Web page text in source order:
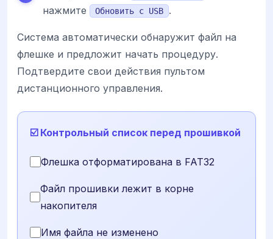
нажмите
Обновить с USB .
Система автоматически обнаружит файл на
флешке и предложит начать процедуру.
Подтвердите свои действия пультом
дистанционного управления.
☑️ Контрольный список перед прошивкой
Флешка отформатирована в FAT32
Файл прошивки лежит в корне
накопителя
Имя файла не изменено